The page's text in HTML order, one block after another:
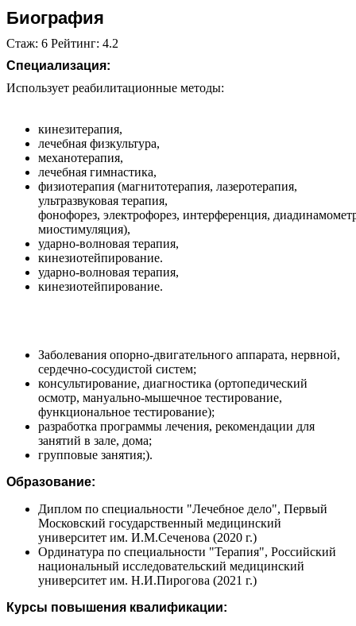
Биография
Стаж: 6 Рейтинг: 4.2
Специализация:
Использует реабилитационные методы:
кинезитерапия,
лечебная физкультура,
механотерапия,
лечебная гимнастика,
физиотерапия (магнитотерапия, лазеротерапия,
ультразвуковая терапия,
фонофорез, электрофорез, интерференция,
миостимуляция),
ударно-волновая терапия,
кинезиотейпирование.
ударно-волновая терапия,
кинезиотейпирование.
Заболевания опорно-двигательного аппарата, нервной,
сердечно-сосудистой систем;
консультирование, диагностика (ортопедический
осмотр, мануально-мышечное тестирование,
функциональное тестирование);
разработка программы лечения, рекомендации для
занятий в зале, дома;
групповые занятия;).
Образование:
Диплом по специальности "Лечебное дело", Первый
Московский государственный медицинский
университет им. И.М.Сеченова (2020 г.)
Ординатура по специальности "Терапия", Российский
национальный исследовательский медицинский
университет им. Н.И.Пирогова (2021 г.)
Курсы повышения квалификации: